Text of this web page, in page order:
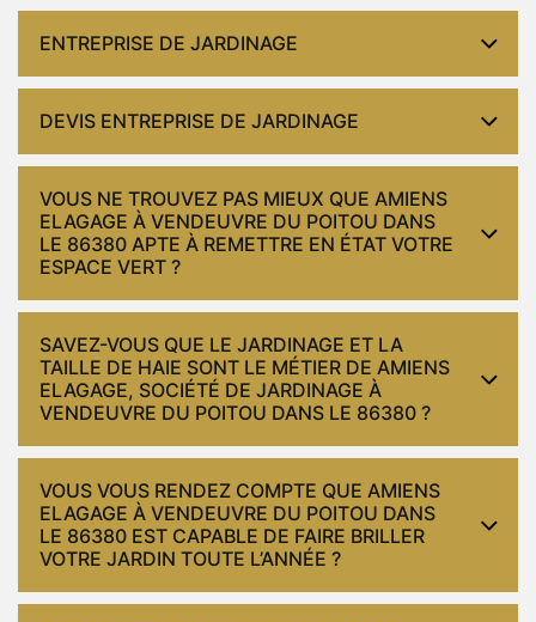
ENTREPRISE DE JARDINAGE
DEVIS ENTREPRISE DE JARDINAGE
VOUS NE TROUVEZ PAS MIEUX QUE AMIENS
ELAGAGE À VENDEUVRE DU POITOU DANS
LE 86380 APTE À REMETTRE EN ÉTAT VOTRE
ESPACE VERT ?
SAVEZ-VOUS QUE LE JARDINAGE ET LA
TAILLE DE HAIE SONT LE MÉTIER DE AMIENS
ELAGAGE, SOCIÉTÉ DE JARDINAGE À
VENDEUVRE DU POITOU DANS LE 86380 ?
VOUS VOUS RENDEZ COMPTE QUE AMIENS
ELAGAGE À VENDEUVRE DU POITOU DANS
LE 86380 EST CAPABLE DE FAIRE BRILLER
VOTRE JARDIN TOUTE L’ANNÉE ?